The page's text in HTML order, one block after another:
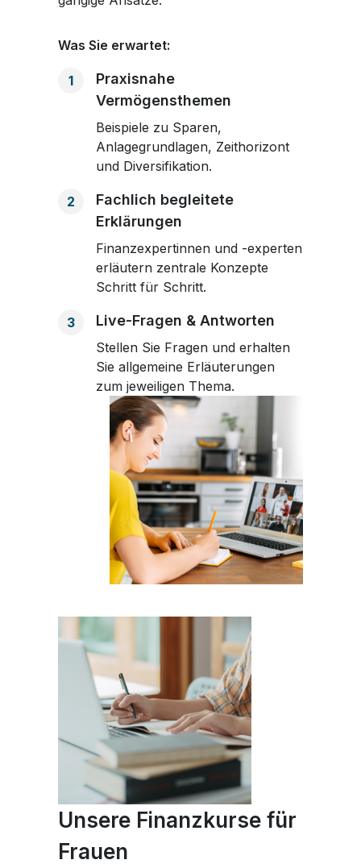
Was Sie erwartet:
1
Praxisnahe
Vermögensthemen
Beispiele zu Sparen,
Anlagegrundlagen, Zeithorizont
und Diversifikation.
2
Fachlich begleitete
Erklärungen
Finanzexpertinnen und -experten
erläutern zentrale Konzepte
Schritt für Schritt.
3 Live-Fragen & Antworten
Stellen Sie Fragen und erhalten
Sie allgemeine Erläuterungen
zum jeweiligen Thema.
Unsere Finanzkurse für
Frauen